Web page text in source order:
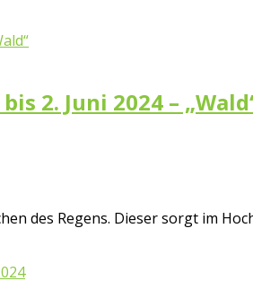
2. Juni 2024 –
des Regens. Dieser sorgt im